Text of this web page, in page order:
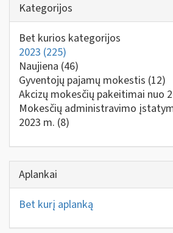
Kategorijos
Bet kurios kategorijos
2023 (225)
Naujiena (46)
Gyventojų pajamų mokestis (12)
Akcizų mokesčių pakeitimai nuo
Mokesčių administravimo
2023 m. (8)
Aplankai
Bet kurį aplanką